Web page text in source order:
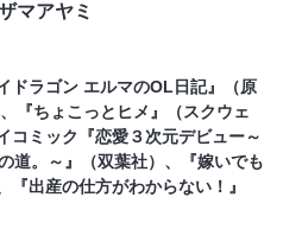
マアヤミ
ドラゴン エルマのOL日記』（原
『ちょこっとヒメ』（スクウェ
コミック『恋愛３次元デビュー～
道。～』（双葉社）、『嫁いでも
出産の仕方がわからない！』